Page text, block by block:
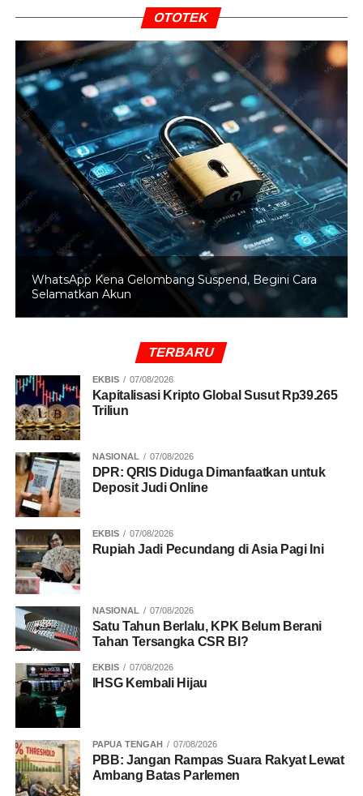
OTOTEK
WhatsApp Kena Gelombang Suspend, Begini Cara
Selamatkan Akun
TERBARU
EKBIS 07/08/2026
Kapitalisasi Kripto Global Susut Rp39.265
Triliun
NASIONAL 07/08/2026
DPR: QRIS Diduga Dimanfaatkan untuk
Deposit Judi Online
EKBIS 07/08/2026
Rupiah Jadi Pecundang di Asia Pagi Ini
NASIONAL 07/08/2026
Satu Tahun Berlalu, KPK Belum Berani
Tahan Tersangka CSR BI?
EKBIS 07/08/2026
IHSG Kembali Hijau
PAPUA TENGAH 07/08/2026
PBB: Jangan Rampas Suara Rakyat Lewat
Ambang Batas Parlemen